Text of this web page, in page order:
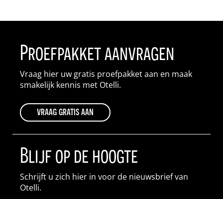
Proefpakket aanvragen
Vraag hier uw gratis proefpakket aan en maak
smakelijk kennis met Otelli.
vraag gratis aan
Blijf op de hoogte
Schrijft u zich hier in voor de nieuwsbrief van
Otelli.